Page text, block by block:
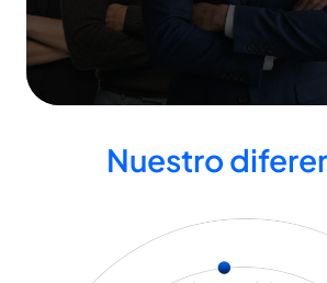
Nuestro